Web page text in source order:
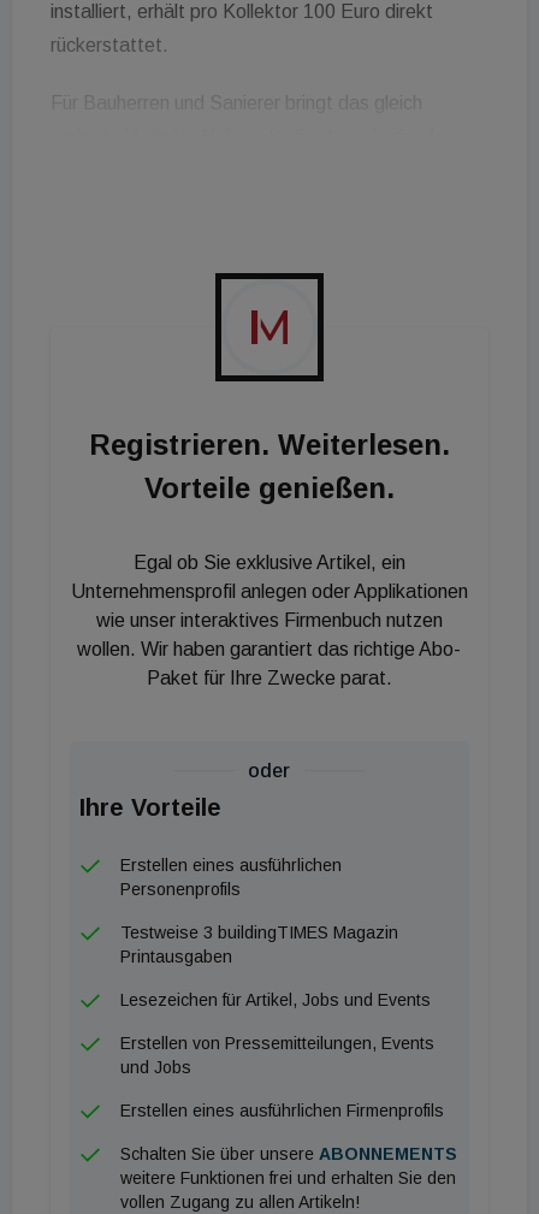
installiert, erhält pro Kollektor 100 Euro direkt
rückerstattet.
Für Bauherren und Sanierer bringt das gleich
Kollektoren in Oberösterreich sichert Arbeitsplätze
Solarwärme stärkt so nicht nur die
Energieautonomie von Haushalten, sondern auch
Registrieren. Weiterlesen.
Vorteile genießen.
Egal ob Sie exklusive Artikel, ein
Unternehmensprofil anlegen oder Applikationen
wie unser interaktives Firmenbuch nutzen
wollen. Wir haben garantiert das richtige Abo-
Paket für Ihre Zwecke parat.
oder
Ihre Vorteile
Erstellen eines ausführlichen
Personenprofils
Testweise 3 buildingTIMES Magazin
Printausgaben
Lesezeichen für Artikel, Jobs und Events
Erstellen von Pressemitteilungen, Events
und Jobs
Erstellen eines ausführlichen Firmenprofils
Schalten Sie über unsere ABONNEMENTS
weitere Funktionen frei und erhalten Sie den
vollen Zugang zu allen Artikeln!